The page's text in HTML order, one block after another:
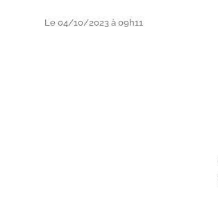
Le 04/10/2023 à 09h11